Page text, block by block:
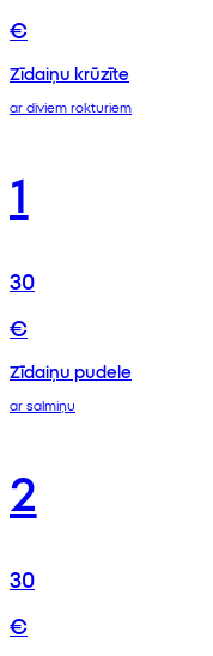
€
Zīdaiņu krūzīte
ar diviem rokturiem
1
30
€
Zīdaiņu pudele
ar salmiņu
2
30
€